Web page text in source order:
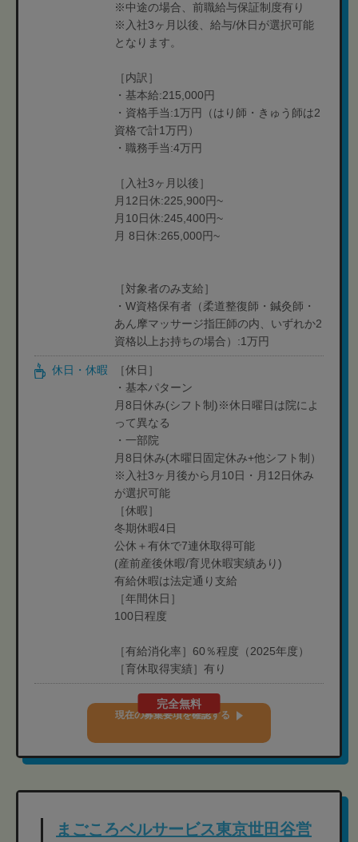
※中途の場合、前職給与保証制度有り
※入社3ヶ月以後、給与/休日が選択可能
となります。
［内訳］
・基本給:215,000円
・資格手当:1万円（はり師・きゅう師は2
資格で計1万円）
・職務手当:4万円
［入社3ヶ月以後］
月12日休:225,900円~
月10日休:245,400円~
月 8日休:265,000円~
［対象者のみ支給］
・W資格保有者（柔道整復師・鍼灸師・
あん摩マッサージ指圧師の内、いずれか2
資格以上お持ちの場合）:1万円
休日・休暇
［休日］
・基本パターン
月8日休み(シフト制)※休日曜日は院によ
って異なる
・一部院
月8日休み(木曜日固定休み+他シフト制）
※入社3ヶ月後から月10日・月12日休み
が選択可能
［休暇］
冬期休暇4日
公休＋有休で7連休取得可能
(産前産後休暇/育児休暇実績あり)
有給休暇は法定通り支給
［年間休日］
100日程度
［有給消化率］60％程度（2025年度）
［育休取得実績］有り
完全無料
現在の募集要項を確認する
まごころベルサービス東京世田谷営